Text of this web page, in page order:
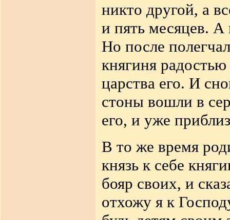
никто другой, а
и пять месяцев. А
Но после
княгиня
царства его. И
стоны вошли в
его, и уже
В то же время
князь к себе
бояр своих, и
отхожу я к